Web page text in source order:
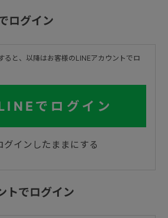
ログイン
ると、以降はお客様のLINEアカウントでロ
でログイン
グインしたままにする
トでログイン